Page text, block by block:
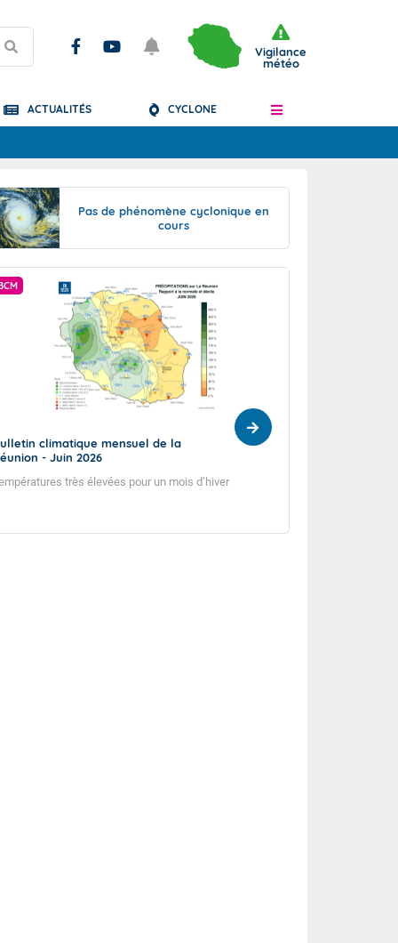
Articles
Vigilance
météo
ACTUALITÉS CYCLONE
Pas de phénomène cyclonique en
cours
climatique mensuel de la
- Juin 2026
très élevées pour un mois d’hiver